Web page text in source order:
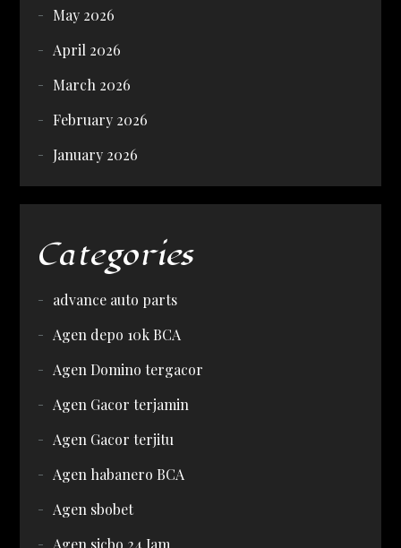
May 2026
April 2026
March 2026
February 2026
January 2026
Categories
advance auto parts
Agen depo 10k BCA
Agen Domino tergacor
Agen Gacor terjamin
Agen Gacor terjitu
Agen habanero BCA
Agen sbobet
Agen sicbo 24 Jam